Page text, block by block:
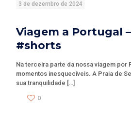
3 de dezembro de 2024
Viagem a Portugal
#shorts
Na terceira parte da nossa viagem por
momentos inesquecíveis. A Praia de
sua tranquilidade […]
0